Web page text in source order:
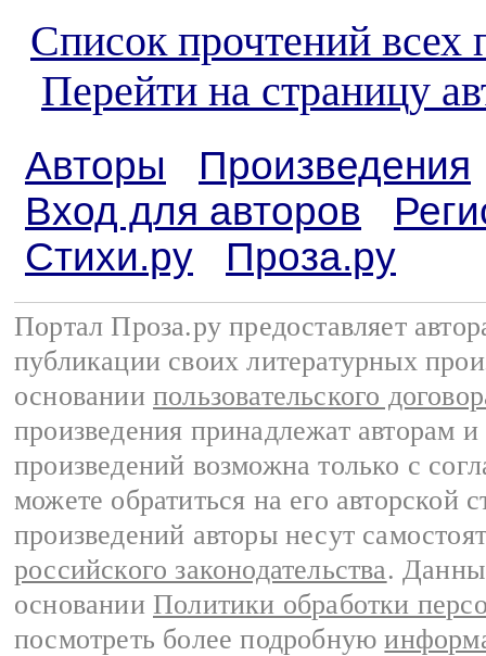
Список прочтений всех
Перейти на страницу
Авторы
Произведения
Вход для авторов
Стихи.ру
Проза.ру
Портал Проза.ру предоставляет
публикации своих литературных
основании пользовательского
произведения принадлежат авторам
произведений возможна только с
можете обратиться на его авторской
произведений авторы несут
российского законодательства.
основании Политики обработки
посмотреть более подробную